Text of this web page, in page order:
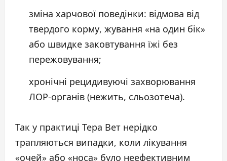
зміна харчової поведінки: відмова від
твердого корму, жування «на один бік»
або швидке заковтування їжі без
пережовування;
хронічні рецидивуючі захворювання
ЛОР-органів (нежить, сльозотеча).
Так у практиці Тера Вет нерідко
трапляються випадки, коли лікування
«очей» або «носа» було неефективним